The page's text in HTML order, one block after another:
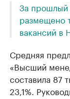
За прошлый
размещено
вакансий в
Средняя
«Высший
составила 87
23,1%.